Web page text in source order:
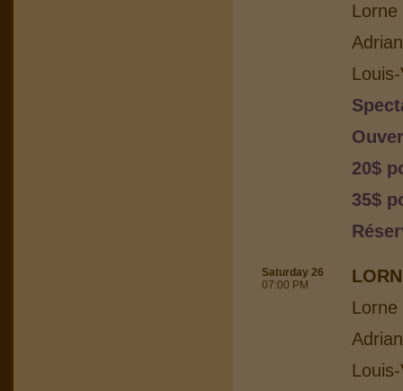
Lorne
20$
35$
Saturday 26
07:00 PM
Lorne